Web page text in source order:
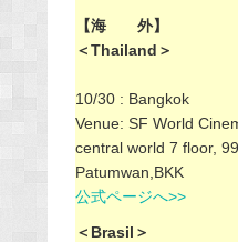
【海 外】
＜Thailand＞
10/30 : Bangkok
Venue: SF World
central world 7 floor,
Patumwan,BKK
公式ページへ>>
＜Brasil＞